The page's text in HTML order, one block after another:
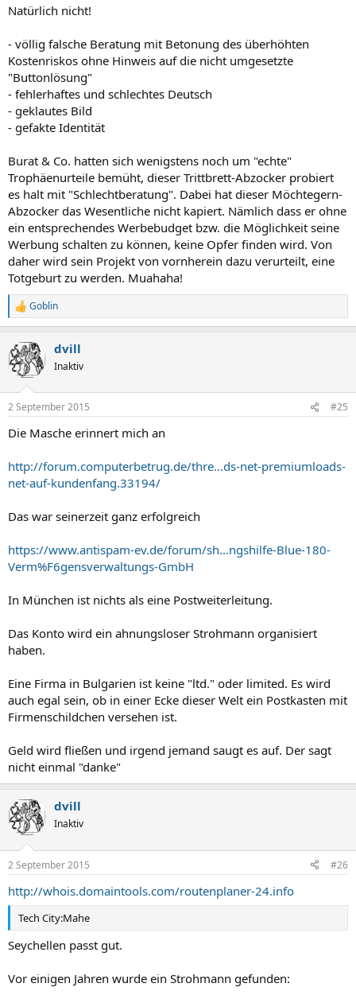
Natürlich nicht!
- völlig falsche Beratung mit Betonung des überhöhten
Kostenriskos ohne Hinweis auf die nicht umgesetzte
"Buttonlösung"
- fehlerhaftes und schlechtes Deutsch
- geklautes Bild
- gefakte Identität
Burat & Co. hatten sich wenigstens noch um "echte"
Trophäenurteile bemüht, dieser Trittbrett-Abzocker probiert
es halt mit "Schlechtberatung". Dabei hat dieser Möchtegern-
Abzocker das Wesentliche nicht kapiert. Nämlich dass er ohne
ein entsprechendes Werbebudget bzw. die Möglichkeit seine
Werbung schalten zu können, keine Opfer finden wird. Von
daher wird sein Projekt von vornherein dazu verurteilt, eine
Totgeburt zu werden. Muahaha!
R
e
k
t
i
e
:
Goblin
dvill
Inaktiv
2 September 2015 #25
Die Masche erinnert mich an
http://forum.computerbetrug.de/thre...ds-net-premiumloads-
net-auf-kundenfang.33194/
Das war seinerzeit ganz erfolgreich
https://www.antispam-ev.de/forum/sh...ngshilfe-Blue-180-
Verm%F6gensverwaltungs-GmbH
In München ist nichts als eine Postweiterleitung.
Das Konto wird ein ahnungsloser Strohmann organisiert
haben.
Eine Firma in Bulgarien ist keine "ltd." oder limited. Es wird
auch egal sein, ob in einer Ecke dieser Welt ein Postkasten mit
Firmenschildchen versehen ist.
Geld wird fließen und irgend jemand saugt es auf. Der sagt
nicht einmal "danke"
dvill
Inaktiv
2 September 2015 #26
http://whois.domaintools.com/routenplaner-24.info
Tech City:Mahe
Seychellen passt gut.
Vor einigen Jahren wurde ein Strohmann gefunden: